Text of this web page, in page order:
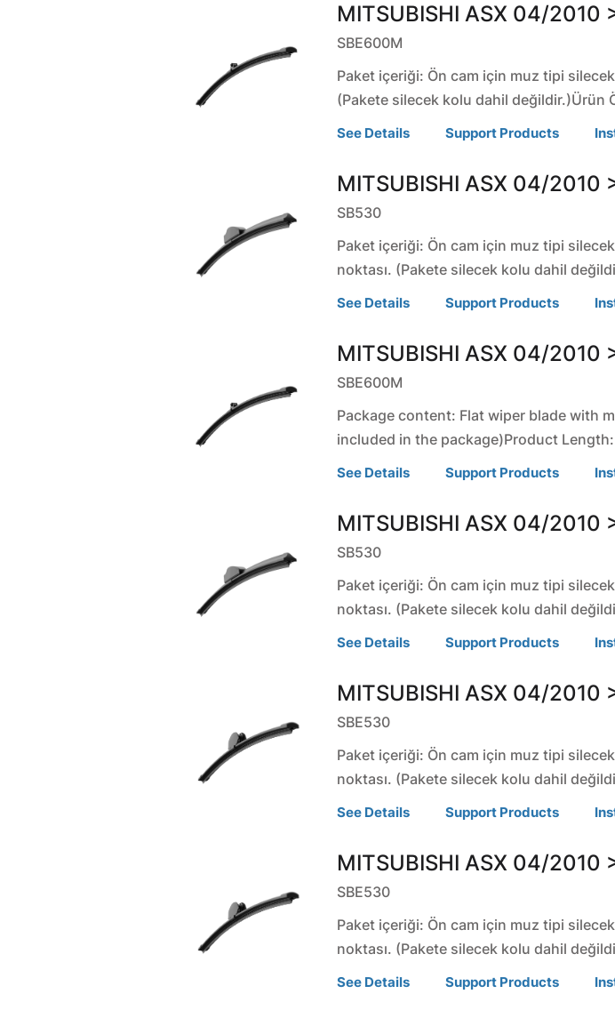
MITSUBISHI ASX 04/2010
SBE600M
Paket içeriği: Ön cam için muz tipi
(Pakete silecek kolu dahil değildir.)Ürün
See Details Support Products
MITSUBISHI ASX 04/2010
SB530
Paket içeriği: Ön cam için muz tipi
noktası. (Pakete silecek kolu dahil
See Details Support Products
MITSUBISHI ASX 04/2010
SBE600M
Package content: Flat wiper blade with
included in the package)Product
See Details Support Products
MITSUBISHI ASX 04/2010
SB530
Paket içeriği: Ön cam için muz tipi
noktası. (Pakete silecek kolu dahil
See Details Support Products
MITSUBISHI ASX 04/2010
SBE530
Paket içeriği: Ön cam için muz tipi
noktası. (Pakete silecek kolu dahil
See Details Support Products
MITSUBISHI ASX 04/2010
SBE530
Paket içeriği: Ön cam için muz tipi
noktası. (Pakete silecek kolu dahil
See Details Support Products